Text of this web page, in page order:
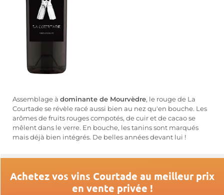
Assemblage à dominante de Mourvèdre, le rouge de La
Courtade se révèle racé aussi bien au nez qu'en bouche. Les
arômes de fruits rouges compotés, de cuir et de cacao se
mêlent dans le verre. En bouche, les tanins sont marqués
mais déjà bien intégrés. De belles années devant lui !
Achetez vos vins Courtade au meilleur prix
en vente privée !